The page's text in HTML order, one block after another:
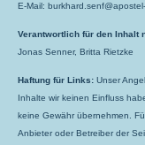
E-Mail:
Verantwortlich für den Inhalt
Jonas Senner, Britta Rietzke
Haftung für Links: Unser
Inhalte wir keinen Einfluss
keine Gewähr übernehmen.
Anbieter oder Betreiber der